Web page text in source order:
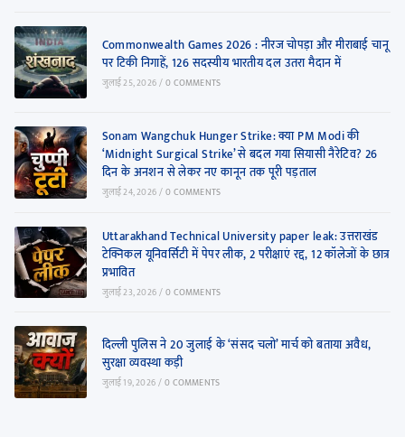
Commonwealth Games 2026 : नीरज चोपड़ा और मीराबाई चानू
पर टिकी निगाहें, 126 सदस्यीय भारतीय दल उतरा मैदान में
जुलाई 25, 2026/0 COMMENTS
Sonam Wangchuk Hunger Strike: क्या PM Modi की
‘Midnight Surgical Strike’ से बदल गया सियासी नैरेटिव? 26
दिन के अनशन से लेकर नए कानून तक पूरी पड़ताल
जुलाई 24, 2026/0 COMMENTS
Uttarakhand Technical University paper leak: उत्तराखंड
टेक्निकल यूनिवर्सिटी में पेपर लीक, 2 परीक्षाएं रद्द, 12 कॉलेजों के छात्र
प्रभावित
जुलाई 23, 2026/0 COMMENTS
दिल्ली पुलिस ने 20 जुलाई के ‘संसद चलो’ मार्च को बताया अवैध,
सुरक्षा व्यवस्था कड़ी
जुलाई 19, 2026/0 COMMENTS